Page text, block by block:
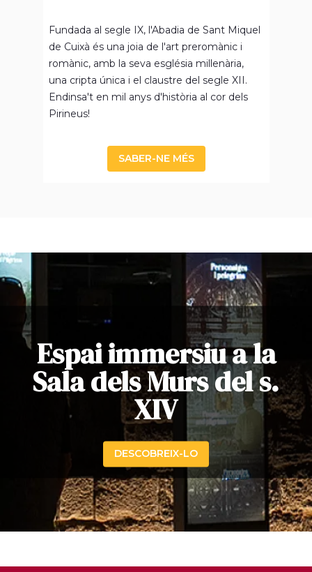
Fundada al segle IX, l'Abadia de Sant Miquel
de Cuixà és una joia de l'art preromànic i
romànic, amb la seva església mil·lenària,
una cripta única i el claustre del segle XII.
Endinsa't en mil anys d'història al cor dels
Pirineus!
SABER-NE MÉS
Espai immersiu a la
Sala dels Murs del s.
XIV
DESCOBREIX-LO